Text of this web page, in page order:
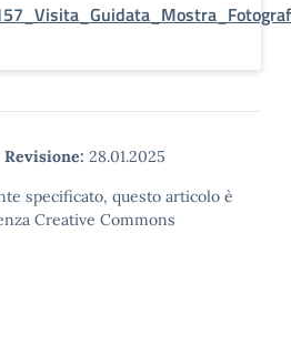
Revisione: 28.01.2025
specificato, questo articolo è
Creative Commons